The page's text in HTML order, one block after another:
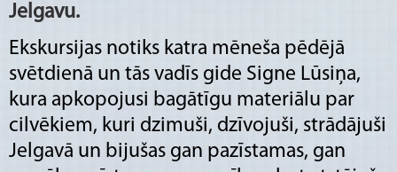
Jelgavu.
Ekskursijas notiks katra mēneša pēdējā
svētdienā un tās vadīs gide Signe Lūsiņa,
kura apkopojusi bagātīgu materiālu par
cilvēkiem, kuri dzimuši, dzīvojuši, strādājuši
Jelgavā un bijušas gan pazīstamas, gan